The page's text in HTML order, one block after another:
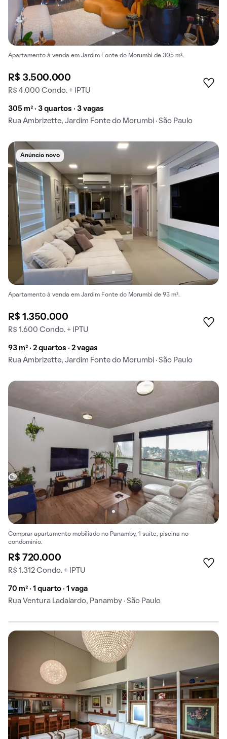
Apartamento à venda em Jardim Fonte do Morumbi de 305 m².
R$ 3.500.000
R$ 4.000 Condo. + IPTU
305 m² · 3 quartos · 3 vagas
Rua Ambrizette, Jardim Fonte do Morumbi · São Paulo
Anúncio novo
Apartamento à venda em Jardim Fonte do Morumbi de 93 m².
R$ 1.350.000
R$ 1.600 Condo. + IPTU
93 m² · 2 quartos · 2 vagas
Rua Ambrizette, Jardim Fonte do Morumbi · São Paulo
Comprar apartamento mobiliado no Panamby, 1 suíte, piscina no
condomínio.
R$ 720.000
R$ 1.312 Condo. + IPTU
70 m² · 1 quarto · 1 vaga
Rua Ventura Ladalardo, Panamby · São Paulo